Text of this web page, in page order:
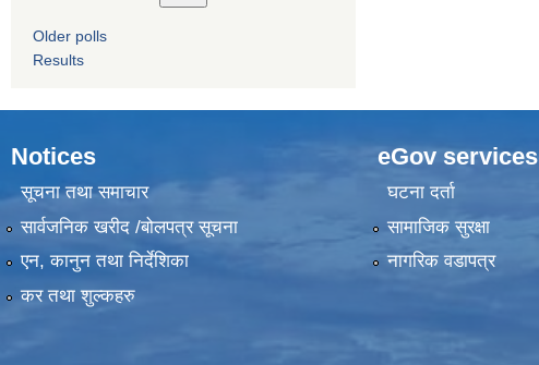
Older polls
Results
Notices
सूचना तथा समाचार
सार्वजनिक खरीद /बोलपत्र सूचना
एन, कानुन तथा निर्देशिका
कर तथा शुल्कहरु
eGov services
घटना दर्ता
सामाजिक सुरक्षा
नागरिक वडापत्र